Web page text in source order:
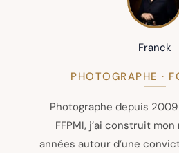
Franck
PHOTOGRAPHE ·
Photographe depuis
FFPMI, j’ai construit
années autour d’une